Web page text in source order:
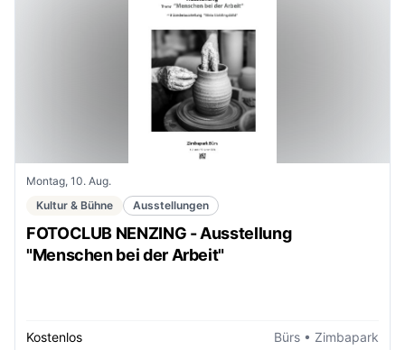
Montag, 10. Aug.
Kultur & Bühne
Ausstellungen
FOTOCLUB NENZING - Ausstellung
"Menschen bei der Arbeit"
Kostenlos Bürs • Zimbapark